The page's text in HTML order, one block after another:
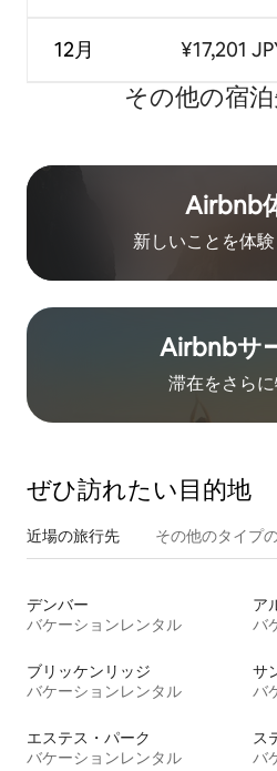
12月 ¥17,201
その他の宿⁠
Airbnb
新しいことを体
Airbnb⁠サ⁠
滞在をさ⁠ら⁠
ぜひ訪⁠れ⁠た⁠い目⁠的⁠地
近場の旅行先 その他のタ⁠イ⁠プ⁠
デンバー
バケーションレンタル
ア
バ
ブリッケンリッジ
バケーションレンタル
サ
バ
エステス・パーク
バケーションレンタル
バ